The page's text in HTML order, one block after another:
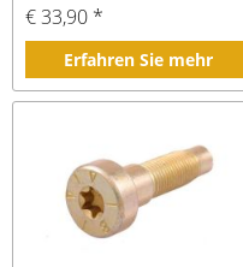
€ 33,90 *
Erfahren Sie mehr